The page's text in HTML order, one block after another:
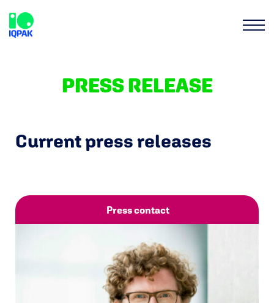
PRESS RELEASE
Current press releases
Press contact